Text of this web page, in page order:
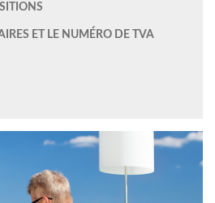
ET LE NUMÉRO DE TVA